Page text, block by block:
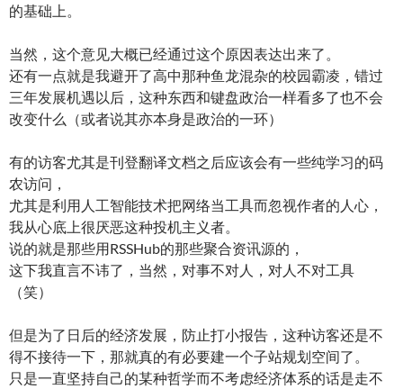
的基础上。
当然，这个意见大概已经通过这个原因表达出来了。
还有一点就是我避开了高中那种鱼龙混杂的校园霸凌，错过
三年发展机遇以后，这种东西和键盘政治一样看多了也不会
改变什么（或者说其亦本身是政治的一环）
有的访客尤其是刊登翻译文档之后应该会有一些纯学习的码
农访问，
尤其是利用人工智能技术把网络当工具而忽视作者的人心，
我从心底上很厌恶这种投机主义者。
说的就是那些用RSSHub的那些聚合资讯源的，
这下我直言不讳了，当然，对事不对人，对人不对工具
（笑）
但是为了日后的经济发展，防止打小报告，这种访客还是不
得不接待一下，那就真的有必要建一个子站规划空间了。
只是一直坚持自己的某种哲学而不考虑经济体系的话是走不